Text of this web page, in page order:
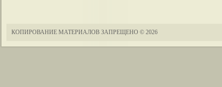
КОПИРОВАНИЕ МАТЕРИАЛОВ ЗАПРЕЩЕНО © 2026